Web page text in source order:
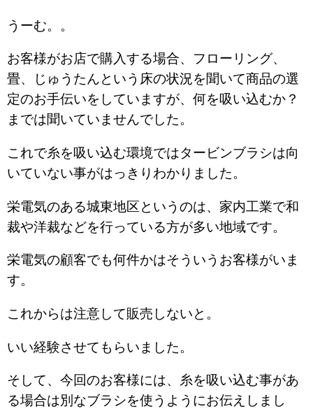
うーむ。。
お客様がお店で購入する場合、フローリング、
畳、じゅうたんという床の状況を聞いて商品の選
定のお手伝いをしていますが、何を吸い込むか？
までは聞いていませんでした。
これで糸を吸い込む環境ではタービンブラシは向
いていない事がはっきりわかりました。
栄電気のある城東地区というのは、家内工業で和
裁や洋裁などを行っている方が多い地域です。
栄電気の顧客でも何件かはそういうお客様がいま
す。
これからは注意して販売しないと。
いい経験させてもらいました。
そして、今回のお客様には、糸を吸い込む事があ
る場合は別なブラシを使うようにお伝えしまし